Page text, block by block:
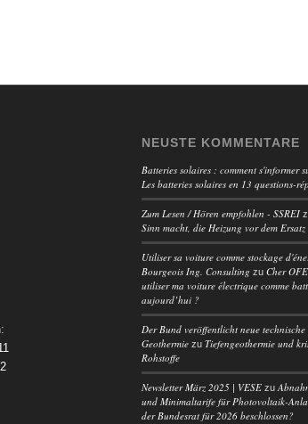
NEUSTE KOMMENTARE
Batteries solaires : comment s'informer
Les batteries solaires en 13 questions-
Zum Lesen / Hören empfohlen - SSREI
Sinn macht, die Heizung vor dem
Utiliser sa voiture comme stockage
Bourgeois Ing. Consulting zuCher
utiliser ma voiture électrique comme
aujourd’hui ?
Der Bund veröffentlicht neue
Geothermie zuTiefengeothermie und
Rohstoffe
Newsletter März 2025 | VESE zu
und Minimaltarife für Photovoltaik-
der Bundesrat für 2026 beschlossen?